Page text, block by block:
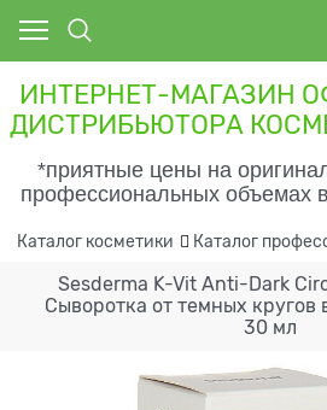
ИНТЕРНЕТ-МАГАЗИН
ДИСТРИБЬЮТОРА
*приятные цены на
профессиональных объемах
Каталог косметики Каталог
Sesderma K-Vit Anti-Dark
Сыворотка от темных кругов
30 мл